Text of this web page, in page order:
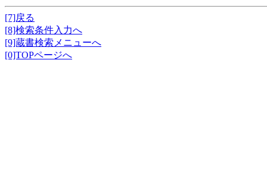
[7]戻る
[8]検索条件入力へ
[9]蔵書検索メニューへ
[0]TOPページへ